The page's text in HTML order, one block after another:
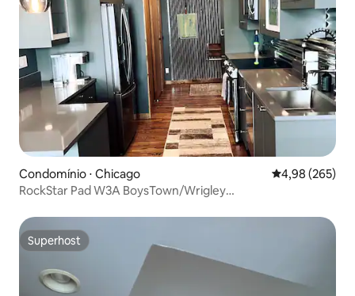
Condomínio ⋅ Chicago 4,98 de uma
4,98 (265)
RockStar Pad W3A BoysTown/Wrigley
Superhost
Superhost